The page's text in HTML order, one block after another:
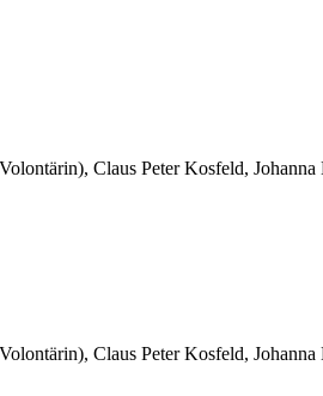
Claus Peter Kosfeld,
Claus Peter Kosfeld,